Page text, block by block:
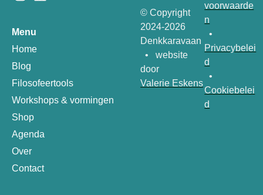
Menu
Home
Blog
Filosofeertools
Workshops & vormingen
Shop
Agenda
Over
Contact
© Copyright
2024-2026
Denkkaravaan
• website
door
Valerie Eskens
voorwaarde
n
•
Privacybelei
d
•
Cookiebelei
d